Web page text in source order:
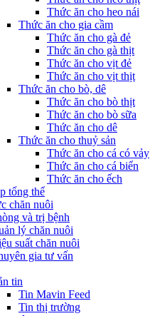
Thức ăn cho heo nái
Thức ăn cho gia cầm
Thức ăn cho gà đẻ
Thức ăn cho gà thịt
Thức ăn cho vịt đẻ
Thức ăn cho vịt thịt
Thức ăn cho bò, dê
Thức ăn cho bò thịt
Thức ăn cho bò sữa
Thức ăn cho dê
Thức ăn cho thuỷ sản
Thức ăn cho cá có vảy
Thức ăn cho cá biển
Thức ăn cho ếch
tổng thể
chăn nuôi
và trị bệnh
lý chăn nuôi
suất chăn nuôi
gia tư vấn
tin
Tin Mavin Feed
Tin thị trường